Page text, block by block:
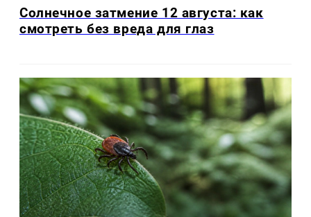
Солнечное затмение 12 августа: как
смотреть без вреда для глаз